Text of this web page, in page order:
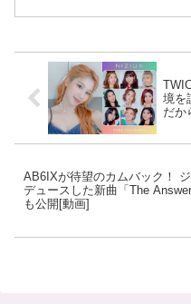
境を
だか
AB6IXが待望のカムバック！
デュースした新曲「The
も公開[動画]